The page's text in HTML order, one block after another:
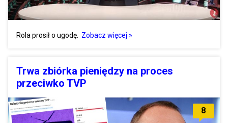
Rola prosił o ugodę. Zobacz więcej »
Trwa zbiórka pieniędzy na proces
przeciwko TVP
8